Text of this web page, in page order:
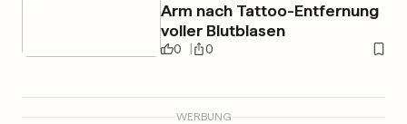
Arm nach Tattoo-Entfernung
voller Blutblasen
0 0
WERBUNG